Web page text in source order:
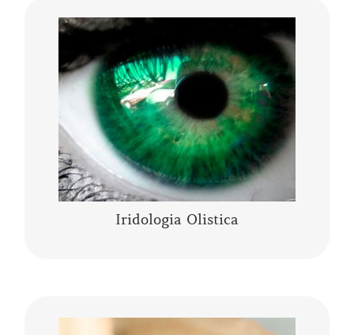
Iridologia Olistica
L’Iridologia Olistica è “l’arte” che osserva i
segni, le anomalie, i fenomeni, i colori e le
architetture dell’occhio, per comprendere lo
stato fisico…..
CONTINUA A LEGGERE